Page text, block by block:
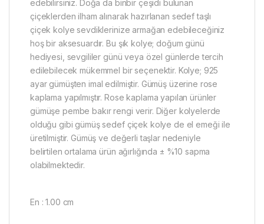
edebilirsiniz. Doğa da binbir çeşidi bulunan
çiçeklerden ilham alınarak hazırlanan sedef taşlı
çiçek kolye sevdiklerinize armağan edebileceğiniz
hoş bir aksesuardır. Bu şık kolye; doğum günü
hediyesi, sevgililer günü veya özel günlerde tercih
edilebilecek mükemmel bir seçenektir. Kolye; 925
ayar gümüşten imal edilmiştir. Gümüş üzerine rose
kaplama yapılmıştır. Rose kaplama yapılan ürünler
gümüşe pembe bakır rengi verir. Diğer kolyelerde
olduğu gibi gümüş sedef çiçek kolye de el emeği ile
üretilmiştir. Gümüş ve değerli taşlar nedeniyle
belirtilen ortalama ürün ağırlığında ± %10 sapma
olabilmektedir.
En : 1.00 cm